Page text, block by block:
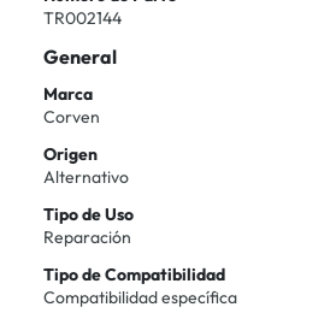
TR002144
General
Marca
Corven
Origen
Alternativo
Tipo de Uso
Reparación
Tipo de Compatibilidad
Compatibilidad específica